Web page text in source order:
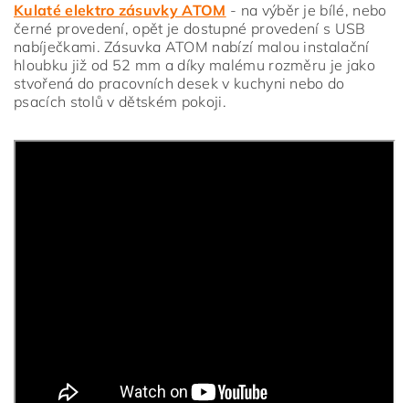
Kulaté elektro zásuvky ATOM - na výběr je bílé, nebo
černé provedení, opět je dostupné provedení s USB
nabíječkami. Zásuvka ATOM nabízí malou instalační
hloubku již od 52 mm a díky malému rozměru je jako
stvořená do pracovních desek v kuchyni nebo do
psacích stolů v dětském pokoji.